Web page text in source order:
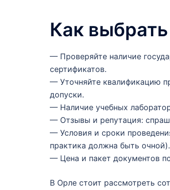
Как
— Проверяйте наличие
сертификатов.
— Уточняйте квалификацию
допуски.
— Наличие учебных
— Отзывы и репутация:
— Условия и сроки
практика должна быть очной).
— Цена и пакет документов
В Орле стоит рассмотреть